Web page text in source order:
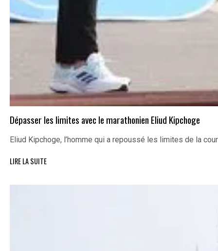
Dépasser les limites avec le marathonien Eliud Kipchoge
Eliud Kipchoge, l’homme qui a repoussé les limites de la
LIRE LA SUITE